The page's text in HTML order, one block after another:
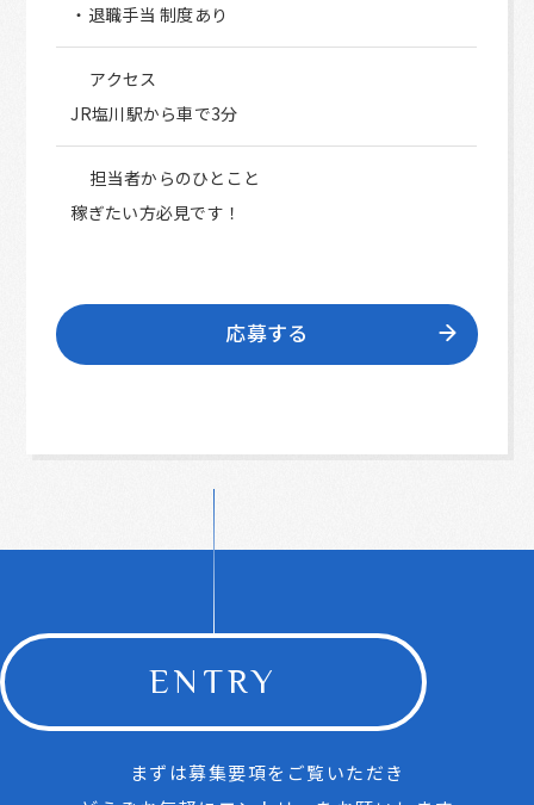
・退職手当 制度あり
アクセス
JR塩川駅から車で3分
担当者からのひとこと
稼ぎたい方必見です！
応募する
ENTRY
まずは募集要項をご覧いただき